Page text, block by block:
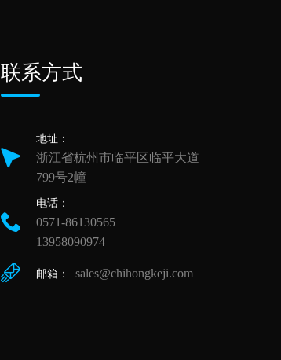
联系方式
地址：
浙江省杭州市临平区临平大道
799号2幢
电话：
0571-86130565
13958090974
邮箱： sales@chihongkeji.com